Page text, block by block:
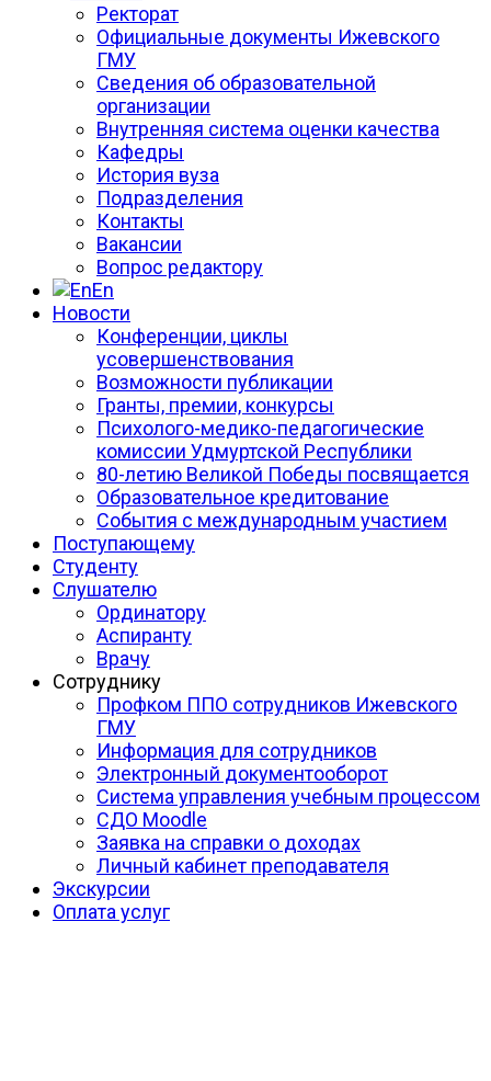
Ректорат
Официальные документы Ижевского
ГМУ
Сведения об образовательной
организации
Внутренняя система оценки качества
Кафедры
История вуза
Подразделения
Контакты
Вакансии
Вопрос редактору
En
Новости
Конференции, циклы
усовершенствования
Возможности публикации
Гранты, премии, конкурсы
Психолого-медико-педагогические
комиссии Удмуртской Республики
80-летию Великой Победы посвящается
Образовательное кредитование
События с международным участием
Поступающему
Студенту
Слушателю
Ординатору
Аспиранту
Врачу
Сотруднику
Профком ППО сотрудников Ижевского
ГМУ
Информация для сотрудников
Электронный документооборот
Система управления учебным процессом
СДО Moodle
Заявка на справки о доходах
Личный кабинет преподавателя
Экскурсии
Оплата услуг